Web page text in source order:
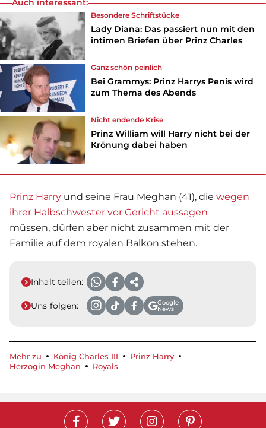
Auch interessant:
Besondere Schriftstücke
Lady Diana: Das passiert nun mit den
intimen Briefen über Prinz Charles
Ganz schön peinlich
Bei Grammys: Prinz Harrys Penis wird
zum Thema des Abends
Nicht endende Krise
Prinz William will Harry nicht bei der
Krönung dabei haben
Prinz Harry und seine Frau Meghan (41), die wegen
ihrer Halbschwester vor Gericht aussagen
müssen, dürfen aber nicht zusammen mit der
Familie auf dem royalen Balkon stehen.
Inhalt teilen:
Uns folgen:
Google
News
Mehr zu König Charles III
Prinz Harry
Herzogin Meghan
Royals